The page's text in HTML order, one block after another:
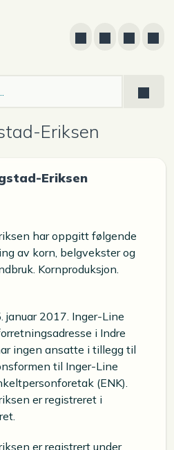
Eriksen
Eriksen
har oppgitt følgende
av korn, belgvekster og
Kornproduksjon.
januar 2017. Inger-Line
i Indre
ingen ansatte i tillegg til
til Inger-Line
(ENK).
er registreret i
er registrert under